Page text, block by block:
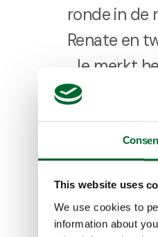
This website uses
We use cookies to
information about
ronde in de
Renate en
„Je merkt
verouderd.
eieren.”
Aan de
klimaatunits
resultaten